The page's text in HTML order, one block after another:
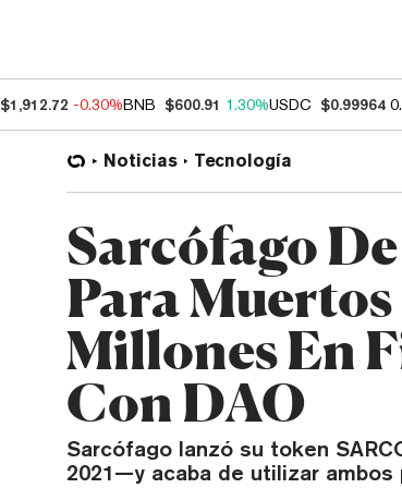
$1,912.72 -0.30%BNB $600.91 1.30%USDC $0.99964
Noticias Tecnología
Sarcófago
Para
Millones En
Con DAO
Sarcófago lanzó su token
2021—y acaba de utilizar